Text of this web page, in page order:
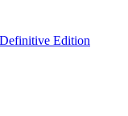
Edition